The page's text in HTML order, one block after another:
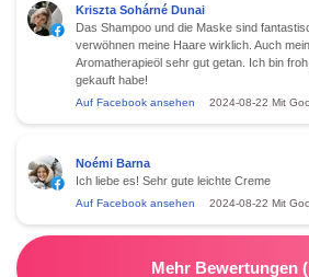
Kriszta Sohárné Dunai
Das Shampoo und die Maske sind
verwöhnen meine Haare wirklich. Auch
Aromatherapieöl sehr gut getan. Ich bin
gekauft habe!
Auf Facebook ansehen 2024-08-22 Mit
Noémi Barna
Ich liebe es! Sehr gute leichte Creme
Auf Facebook ansehen 2024-08-22 Mit
Mehr Bewertungen (